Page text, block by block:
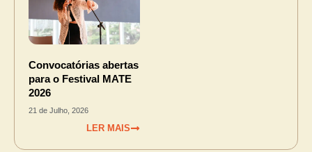
Convocatórias abertas
para o Festival MATE
2026
21 de Julho, 2026
LER MAIS